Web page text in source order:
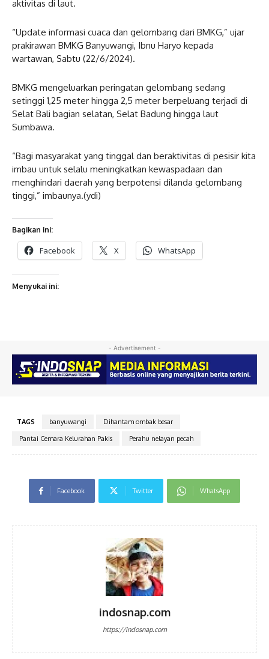
aktivitas di laut.
“Update informasi cuaca dan gelombang dari BMKG,” ujar
prakirawan BMKG Banyuwangi, Ibnu Haryo kepada
wartawan, Sabtu (22/6/2024).
BMKG mengeluarkan peringatan gelombang sedang
setinggi 1,25 meter hingga 2,5 meter berpeluang terjadi di
Selat Bali bagian selatan, Selat Badung hingga laut
Sumbawa.
“Bagi masyarakat yang tinggal dan beraktivitas di pesisir kita
imbau untuk selalu meningkatkan kewaspadaan dan
menghindari daerah yang berpotensi dilanda gelombang
tinggi,” imbaunya.(ydi)
Bagikan ini:
Facebook X WhatsApp
Menyukai ini:
- Advertisement -
TAGS banyuwangi
Dihantam ombak besar
Pantai Cemara Kelurahan Pakis
Perahu nelayan pecah
Facebook Twitter WhatsApp
indosnap.com
https://indosnap.com